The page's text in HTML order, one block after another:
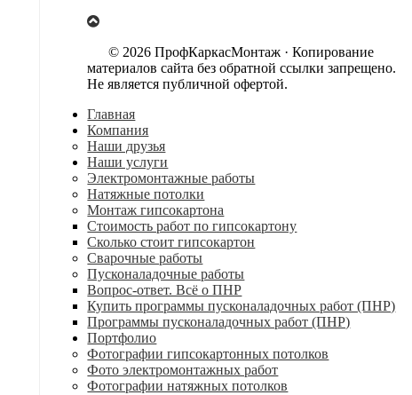
© 2026 ПрофКаркасМонтаж · Копирование
материалов сайта без обратной ссылки запрещено.
Не является публичной офертой.
Главная
Компания
Наши друзья
Наши услуги
Электромонтажные работы
Натяжные потолки
Монтаж гипсокартона
Стоимость работ по гипсокартону
Сколько стоит гипсокартон
Сварочные работы
Пусконаладочные работы
Вопрос-ответ. Всё о ПНР
Купить программы пусконаладочных работ (ПНР)
Программы пусконаладочных работ (ПНР)
Портфолио
Фотографии гипсокартонных потолков
Фото электромонтажных работ
Фотографии натяжных потолков